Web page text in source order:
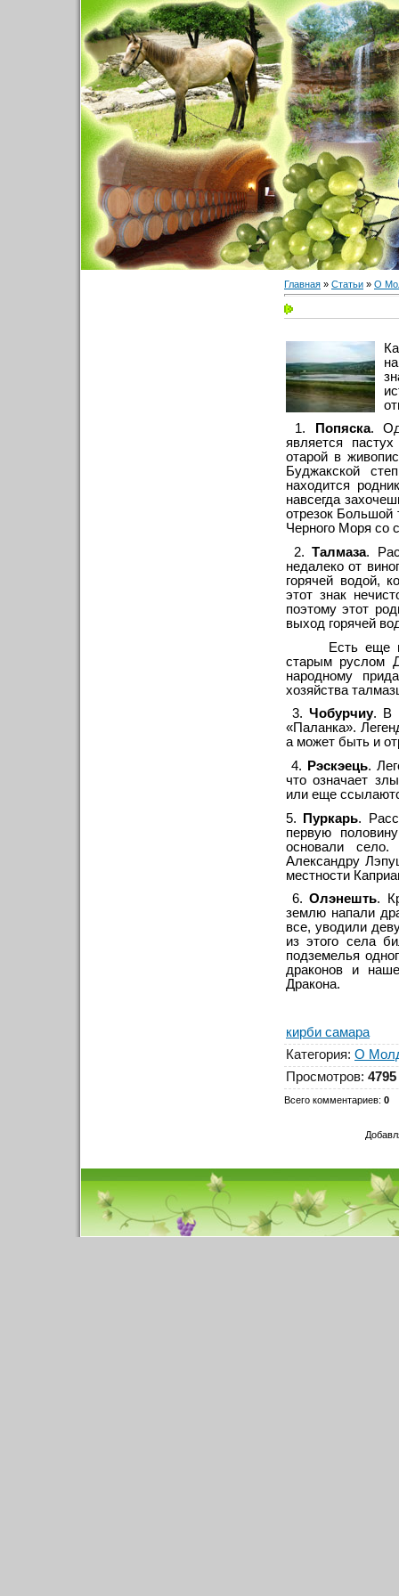
Главная » Статьи » О
1.
Попяска.
является
отарой в
Буджакской
находится
навсегда
отрезок Большой
Черного Моря со
2.Талмаза.
недалеко от
горячей водой,
этот знак
поэтому этот
выход горячей
Есть еще
старым руслом
народному
хозяйства
3.Чобурчиу. В
«Паланка».
а может быть и
4.
Рэскэець.
что означает
или еще
5. Пуркарь.
первую
основали
Александру
местности
6.Олэнешть.
землю напали
все, уводили
из этого села
подземелья
драконов и
Дракона.
кирби самара
Категория: О
Просмотров: 4795
Всего комментариев: 0